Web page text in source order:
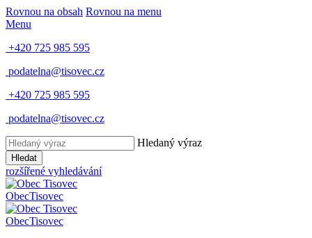
Rovnou na obsah Rovnou na menu
Menu
+420 725 985 595
podatelna@tisovec.cz
+420 725 985 595
podatelna@tisovec.cz
Hledaný výraz
Hledat
rozšířené vyhledávání
ObecTisovec
ObecTisovec